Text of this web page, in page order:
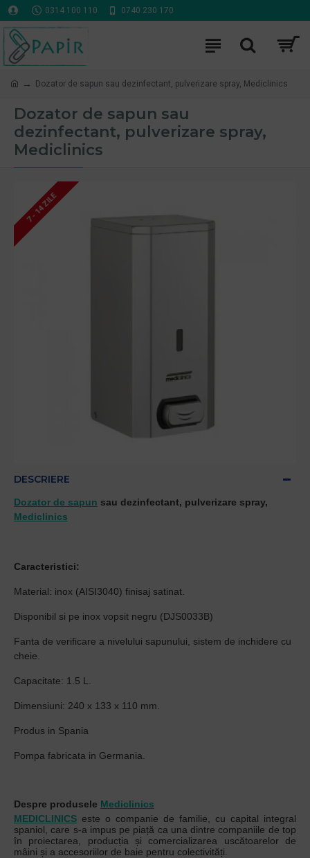
0314 100 110 0740 230 170
Dozator de sapun sau dezinfectant, pulverizare spray, Mediclinics
Dozator de sapun sau
dezinfectant, pulverizare spray,
Mediclinics
7 - 14 ZILE
DESCRIERE
Dozator de sapun sau dezinfectant, pulverizare spray,
Mediclinics
Caracteristici:
Material: inox (AISI3040) finisaj satinat.
Disponibil si pe inox vopsit negru (DJS0033B)
Fanta de verificare a nivelului sapunului, sistem de inchidere cu
cheie.
Capacitate: 1.5 L.
Dimensiuni: 240 x 133 x 110 mm.
Produs in Spania
Pompa fabricata in Germania.
Despre produsele Mediclinics
MEDICLINICS este o companie de familie, cu capital integral
spaniol, care s-a impus pe piață ca una dintre companiile de top
în proiectarea, producția și comercializarea uscătoarelor de
mâini și a accesoriilor de baie pentru colectivități.